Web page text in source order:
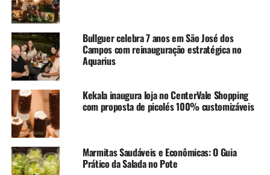
Bullguer celebra 7 anos em São José dos
Campos com reinauguração estratégica no
Aquarius
Kekala inaugura loja no CenterVale Shopping
com proposta de picolés 100% customizáveis
Marmitas Saudáveis e Econômicas: O Guia
Prático da Salada no Pote